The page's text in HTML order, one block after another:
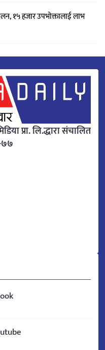
१५ हजार उपभोक्तालाई लाभ
प्रा. लि.द्धारा संचालित
७७